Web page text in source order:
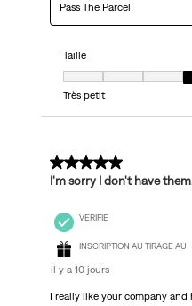
Pass The Parcel
Taille
Taille, 4 sur 7, où 1 est égal
Très petit
5 sur 5 étoiles.
I'm sorry I don't have
VÉRIFIÉ
INSCRIPTION AU TIRAGE AU
il y a 10 jours
I really like your company